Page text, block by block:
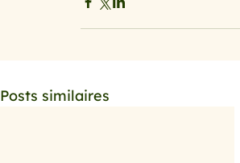
Posts similaires